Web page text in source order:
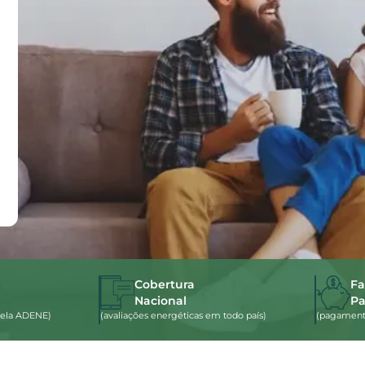
ADENE)
Cobertura
Nacional
(avaliações energéticas em todo país)